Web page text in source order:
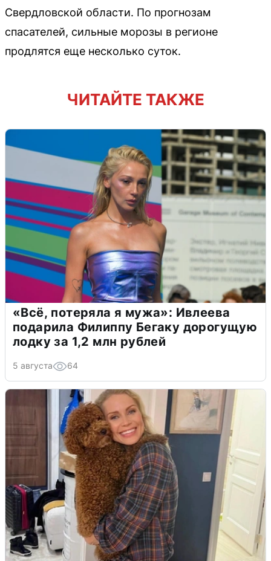
Свердловской области. По прогнозам
спасателей, сильные морозы в регионе
продлятся еще несколько суток.
ЧИТАЙТЕ ТАКЖЕ
«Всё, потеряла я мужа»: Ивлеева
подарила Филиппу Бегаку дорогущую
лодку за 1,2 млн рублей
5 августа 64